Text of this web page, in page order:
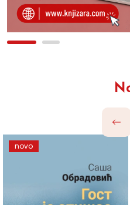
novo